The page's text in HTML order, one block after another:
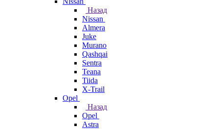
Назад
Nissan
Almera
Juke
Murano
Qashqai
Sentra
Teana
Tiida
X-Trail
Opel
Назад
Opel
Astra